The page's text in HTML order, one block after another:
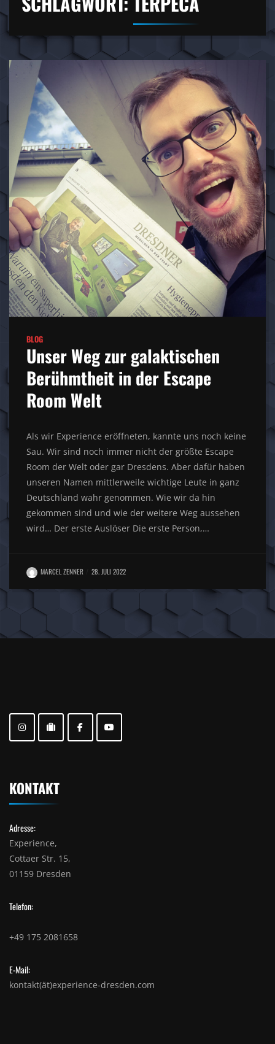
BLOG
Unser Weg zur galaktischen
Berühmtheit in der Escape
Room Welt
Als wir Experience eröffneten, kannte uns noch keine
Sau. Wir sind noch immer nicht der größte Escape
Room der Welt oder gar Dresdens. Aber dafür haben
unseren Namen mittlerweile wichtige Leute in ganz
Deutschland wahr genommen. Wie wir da hin
gekommen sind und wie der weitere Weg aussehen
wird… Der erste Auslöser Die erste Person,…
MARCEL ZENNER 28. JULI 2022
KONTAKT
Adresse:
Experience,
Cottaer Str. 15,
01159 Dresden
Telefon:
+49 175 2081658
E-Mail:
kontakt(ät)experience-dresden.com